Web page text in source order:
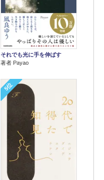
それでも光に手を伸ばす
著者 Payao
5位